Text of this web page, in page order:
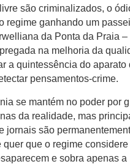
são criminalizados, o
regime ganhando um
da Ponta da Praia –
na melhoria da
a quintessência do
pensamentos-crime.
se mantém no poder por
da realidade, mas
jornais são
que o regime
e sobra apenas a